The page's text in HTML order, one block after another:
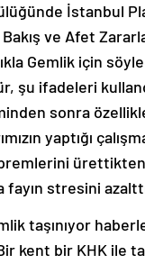
İstanbul
ve Afet
Gemlik için
şu ifadeleri
sonra
yaptığı
stresini
taşınıyor
kent bir KHK ile